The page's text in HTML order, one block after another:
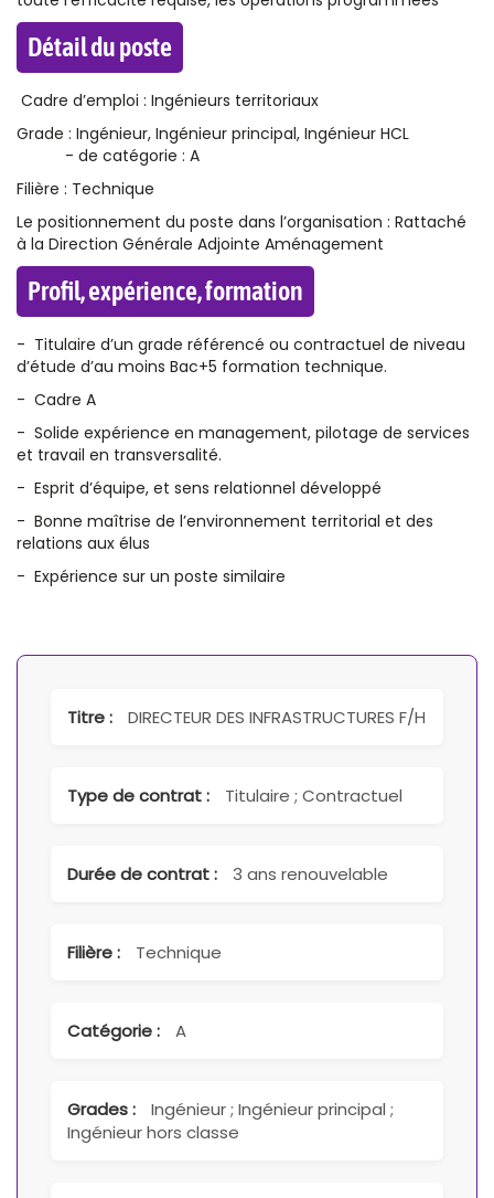
Détail du poste
Cadre d’emploi : Ingénieurs territoriaux
Grade : Ingénieur, Ingénieur principal, Ingénieur HCL
- de catégorie : A
Filière : Technique
Le positionnement du poste dans l’organisation : Rattaché
à la Direction Générale Adjointe Aménagement
Profil, expérience, formation
- Titulaire d’un grade référencé ou contractuel de niveau
d’étude d’au moins Bac+5 formation technique.
- Cadre A
- Solide expérience en management, pilotage de services
et travail en transversalité.
- Esprit d’équipe, et sens relationnel développé
- Bonne maîtrise de l’environnement territorial et des
relations aux élus
- Expérience sur un poste similaire
Titre : DIRECTEUR DES INFRASTRUCTURES F/H
Type de contrat : Titulaire ; Contractuel
Durée de contrat : 3 ans renouvelable
Filière : Technique
Catégorie : A
Grades :
Ingénieur ; Ingénieur principal ;
Ingénieur hors classe